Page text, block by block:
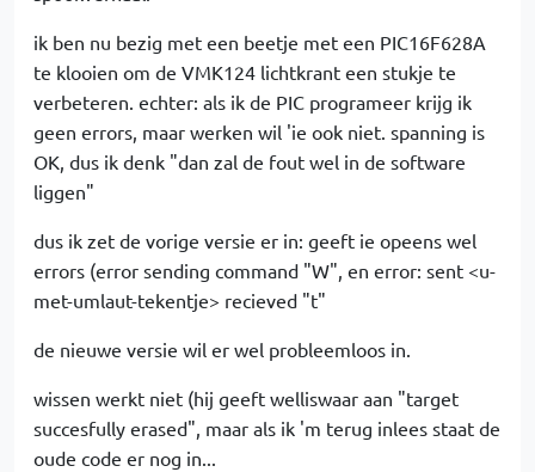
ik ben nu bezig met een beetje met een PIC16F628A
te klooien om de VMK124 lichtkrant een stukje te
verbeteren. echter: als ik de PIC programeer krijg ik
geen errors, maar werken wil 'ie ook niet. spanning is
OK, dus ik denk "dan zal de fout wel in de software
liggen"
dus ik zet de vorige versie er in: geeft ie opeens wel
errors (error sending command "W", en error: sent <u-
met-umlaut-tekentje> recieved "t"
de nieuwe versie wil er wel probleemloos in.
wissen werkt niet (hij geeft welliswaar aan "target
succesfully erased", maar als ik 'm terug inlees staat de
oude code er nog in...